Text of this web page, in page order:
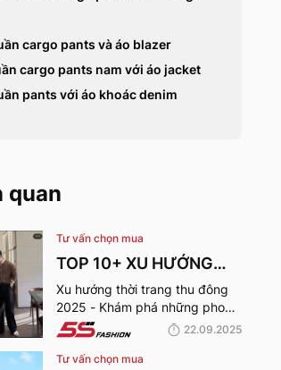
cargo pants và áo blazer
cargo pants nam với áo jacket
pants với áo khoác denim
quan
Tư vấn chọn mua
TOP 10+ XU HƯỚNG
THỜI TRANG THU
ĐÔNG 2025 TRENDY,
GÂY BÃO
Xu hướng thời trang thu đông
2025 - Khám phá những phong
cách thời trang “làm mưa làm
gió” từ sàn runway đến cuộc
sống hàng ngày.
22.09.2025
Tư vấn chọn mua